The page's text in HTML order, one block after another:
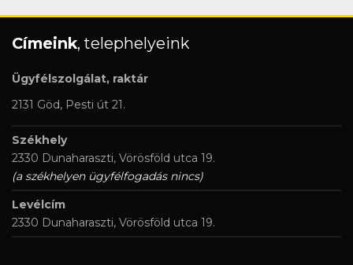
Címeink, telephelyeink
Ügyfélszolgálat, raktár
2131 Göd, Pesti út 21.
Székhely
2330 Dunaharaszti, Vörösföld utca 19.
(a székhelyen ügyfélfogadás nincs)
Levélcím
2330 Dunaharaszti, Vörösföld utca 19.